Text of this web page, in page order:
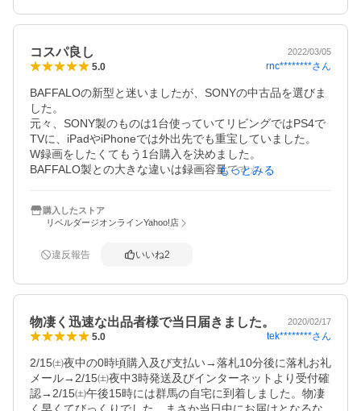
コスパ良し 2022/03/05
5.0 rnc********さん
BAFFALOの新型と迷いましたが、SONYの中古品を選びま
した。
元々、SONY製のものは1台使っていてリビングではPS4で
TVに、iPadやiPhoneでは外出先でも重宝していました。
W録画をしたくてもう1台購入を決めました。
BAFFALO製との大きな違いは録画容量ですが、SONY製も
1TB中古品は15,000円くらいでありますし、本当にコスパ
が良いと思います。
もっとみる
購入したストア
リベルダージオンラインYahoo!店
違反報告 いいね2
物凄く迅速な出品者様で当日届きました。 2020/02/17
5.0 tek********さん
2/15㈯夜中の0時頃購入及び支払い→落札10分後に落札お礼
メール→2/15㈯夜中3時発送及びインターネットより受付確
認→2/15㈯午後15時には群馬の自宅に到着しました。物凄